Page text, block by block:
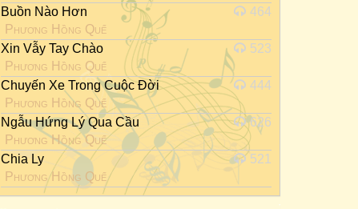
Buồn Nào Hơn
Phương Hồng Quế
464
Xin Vẫy Tay Chào
Phương Hồng Quế
523
Chuyến Xe Trong Cuộc Đời
Phương Hồng Quế
444
Ngẫu Hứng Lý Qua Cầu
Phương Hồng Quế
626
Chia Ly
Phương Hồng Quế
521